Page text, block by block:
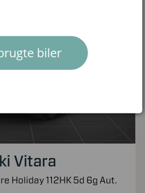
Vitara
Holiday 112HK 5d 6g Aut.
biler